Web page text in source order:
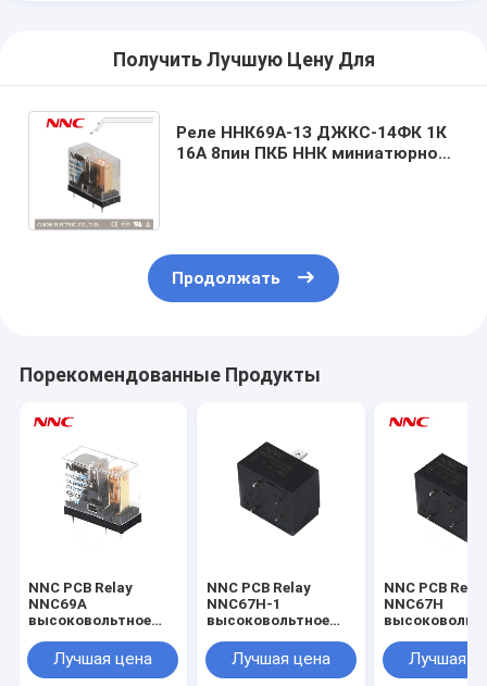
Получить Лучшую Цену Для
Реле ННК69А-1З ДЖКС-14ФК 1К
16А 8пин ПКБ ННК миниатюрное,
Продолжать
Порекомендованные Продукты
NNC PCB Relay
NNC69A
высоковольтное
тока для
автомобилей
Лучшая цена
NNC PCB Relay
NNC67H-1
высоковольтное
тока для
автомобилей
Лучшая цена
NNC PCB
NNC67H
тока для
автомобилей
Лучшая